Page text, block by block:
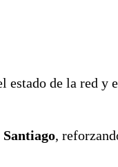
estado de la red y
,